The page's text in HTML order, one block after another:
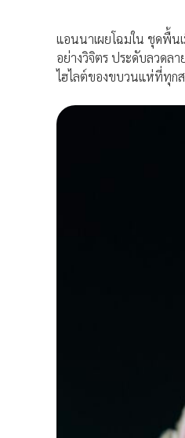
แอนนาเผยโฉมใน ชุดพื้น
อย่างวิจิตร ประดับลวดล
ไฮไลต์ของขบวนแห่ที่ทุก